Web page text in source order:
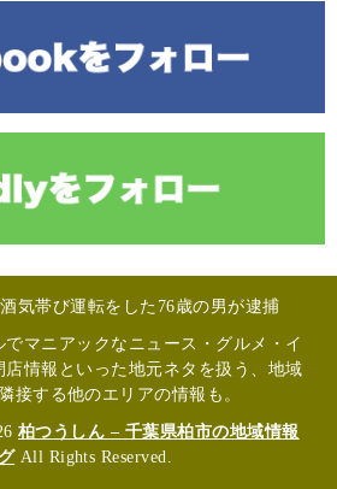
気帯び運転をした76歳の男が逮捕
マニアックなニュース・グルメ・イ
情報といった地元ネタを扱う、地域
接する他のエリアの情報も。
柏つうしん – 千葉県柏市の地域情報
All Rights Reserved.